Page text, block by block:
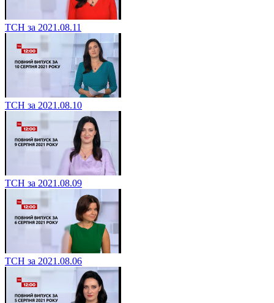
ТСН за 2021.08.11
ТСН за 2021.08.10
ТСН за 2021.08.09
ТСН за 2021.08.06